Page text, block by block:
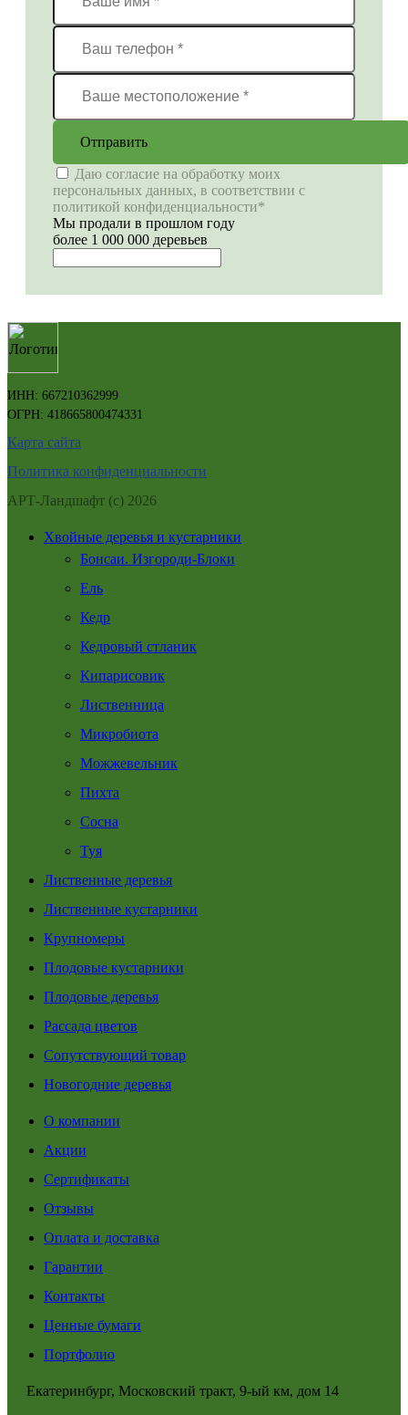
Отправить
Даю согласие на обработку моих
персональных данных, в соответствии с
политикой конфиденциальности*
Мы продали в прошлом году
более 1 000 000 деревьев
ИНН: 667210362999
ОГРН: 418665800474331
Карта сайта
Политика конфиденциальности
АРТ-Ландшафт (с) 2026
Хвойные деревья и кустарники
Бонсаи. Изгороди-Блоки
Ель
Кедр
Кедровый стланик
Кипарисовик
Лиственница
Микробиота
Можжевельник
Пихта
Сосна
Туя
Лиственные деревья
Лиственные кустарники
Крупномеры
Плодовые кустарники
Плодовые деревья
Рассада цветов
Сопутствующий товар
Новогодние деревья
О компании
Акции
Сертификаты
Отзывы
Оплата и доставка
Гарантии
Контакты
Ценные бумаги
Портфолио
Екатеринбург, Московский тракт, 9-ый км, дом 14